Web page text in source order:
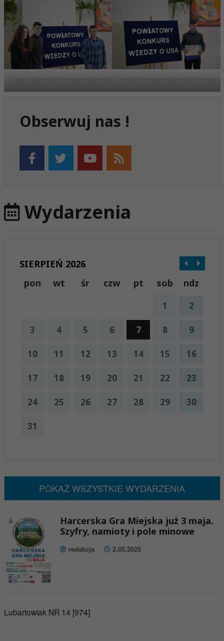
????????????????????????????????????
Obserwuj nas !
Wydarzenia
SIERPIEŃ 2026
pon
wt śr czw pt sob ndz
1 2
3 4 5 6 7 8 9
10 11 12 13 14 15 16
17 18 19 20 21 22 23
24 25 26 27 28 29 30
31
POKAŻ WSZYSTKIE WYDARZENIA
Harcerska Gra Miejska już 3 maja.
Szyfry, namioty i pole minowe
redakcja 2.05.2025
Lubartowiak NR 14 [974]